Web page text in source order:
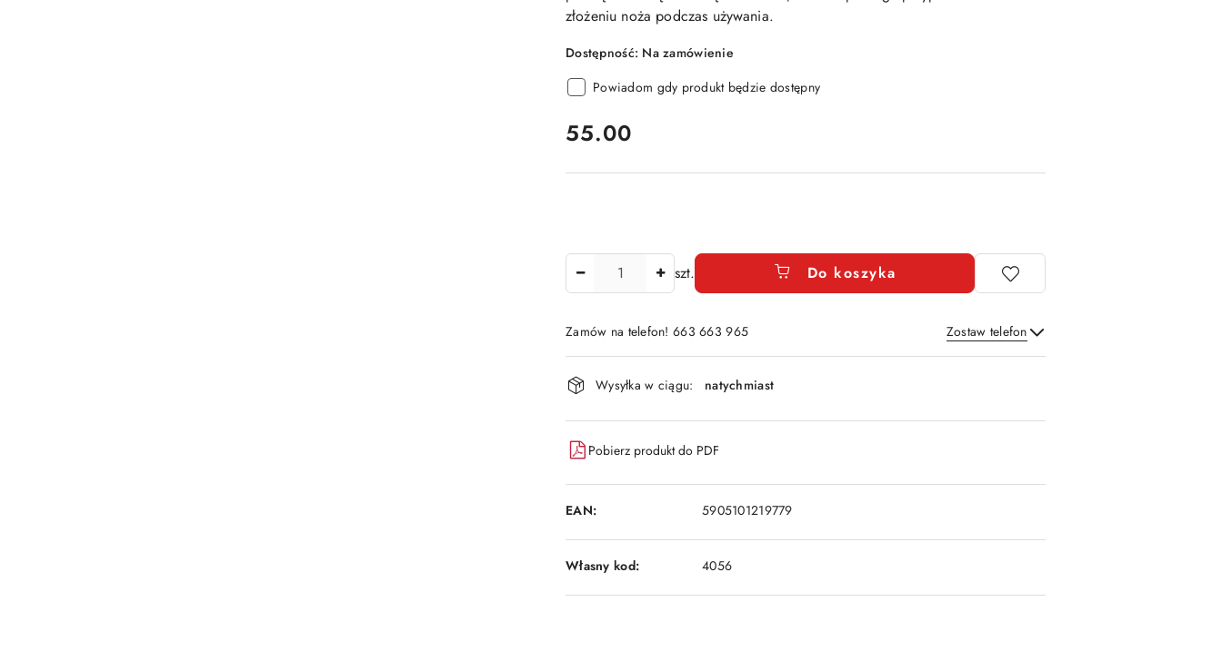
złożeniu noża podczas używania.
Dostępność: Na zamówienie
Powiadom gdy produkt będzie dostępny
cena:
55.00
szt. Do koszyka
Zamów na telefon! 663 663 965 Zostaw telefon
Wyślij
Dostępność
i
dostawa
Wysyłka w ciągu: natychmiast
Pobierz produkt do PDF
EAN: 5905101219779
Własny kod: 4056